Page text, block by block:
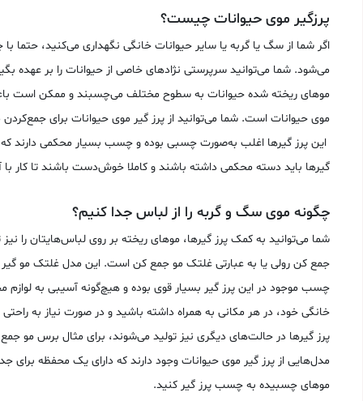
پرزگیر موی حیوانات چیست؟
اگر شما از سگ یا گربه یا سایر حیوانات خانگی نگهداری می‌کنید،
می‌شود. شما می‌توانید سرپرستی نژادهای خاصی از حیوانات را بر عهده
موهای ریخته شده حیوانات به سطوح مختلف می‌چسبند و ممکن است باعث
موی حیوانات است. شما می‌توانید از پرز گیر موی حیوانات برای
این پرز گیرها اغلب به‌صورت چسبی بوده و چسب بسیار محکمی دارند
گیرها باید دسته محکمی داشته باشند و کاملا خوش‌دست باشند تا کار‌
چگونه موی سگ و گربه را از لباس جدا کنیم؟
شما می‌توانید به کمک پرز گیرها، موهای ریخته بر روی لباس‌هایتان را
جمع کن رولی یا به عبارتی غلتک مو جمع کن است. این مدل غلتک مو گیر
چسب موجود در این پرز گیر بسیار قوی بوده و هیچ‌گونه آسیبی به لوازم
خانگی خود، در هر مکانی به همراه داشته باشید و در صورت نیاز به راحتی
پرز گیرها در حالت‌های دیگری نیز تولید می‌شوند، برای مثال برس مو
مدل‌هایی از پرز گیر موی حیوانات وجود دارند که دارای یک محفظه
موهای چسبیده به چسب پرز گیر کنید.